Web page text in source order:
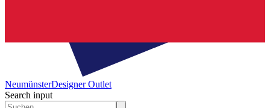
NeumünsterDesigner Outlet
Search input